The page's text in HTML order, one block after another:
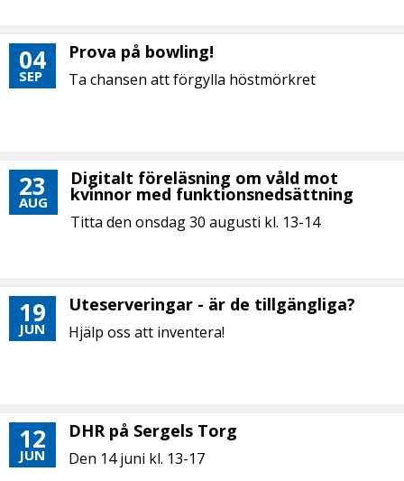
04
SEP
Prova på bowling!
Ta chansen att förgylla höstmörkret
23
AUG
Digitalt föreläsning om våld mot
kvinnor med funktionsnedsättning
Titta den onsdag 30 augusti kl. 13-14
19
JUN
Uteserveringar - är de tillgängliga?
Hjälp oss att inventera!
12
JUN
DHR på Sergels Torg
Den 14 juni kl. 13-17